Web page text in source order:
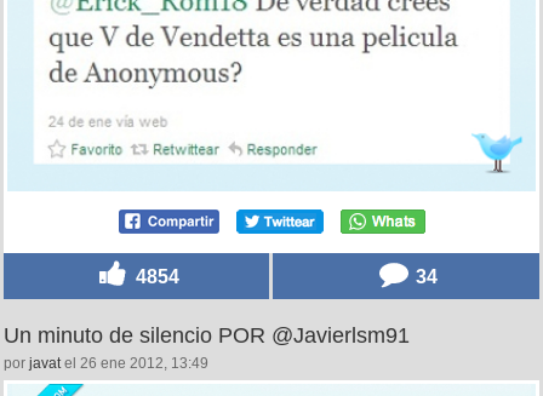
4854 34
Un minuto de silencio POR @Javierlsm91
por javat el 26 ene 2012, 13:49